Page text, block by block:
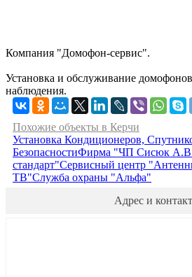
Компания "Домофон-сервис".
Установка и обслуживание
наблюдения.
Похожие объекты в Керчи
Установка Кондиционеров,
БезопасностиФирма "ЧП Сисюк
стандарт"Сервисный центр
ТВ"Служба охраны "Альфа"
Адрес и